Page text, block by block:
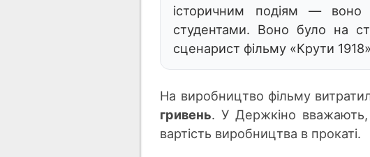
історичним подіям — воно
студентами. Воно було на
сценарист фільму «Крути
На виробництво фільму
гривень. У Держкіно
вартість виробництва в прокаті.